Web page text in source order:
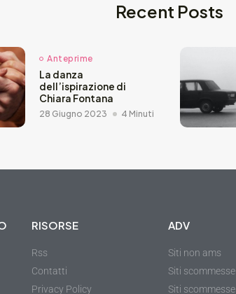
Recent Posts
Anteprime
La danza
dell’ispirazione di
Chiara Fontana
28 Giugno 2023 4 Minuti
RISORSE
Rss
Contatti
Privacy Policy
ADV
Siti non ams
Siti
Siti